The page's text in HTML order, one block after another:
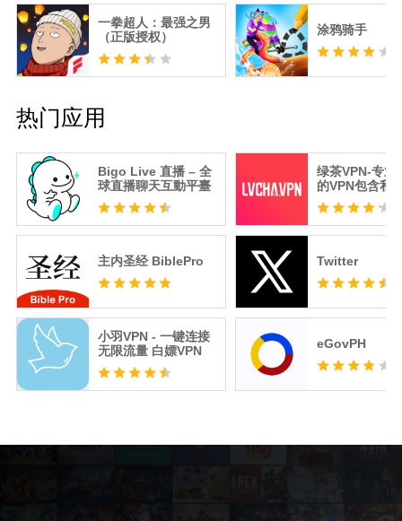
一拳超人：最强之男
（正版授权）
涂鸦骑手
热门应用
Bigo Live 直播 – 全
球直播聊天互動平臺
主内圣经 BiblePro
小羽VPN - 一键连接
无限流量 白嫖VPN
绿茶VPN-专业
的VPN包含私
器
Twitter
eGovPH